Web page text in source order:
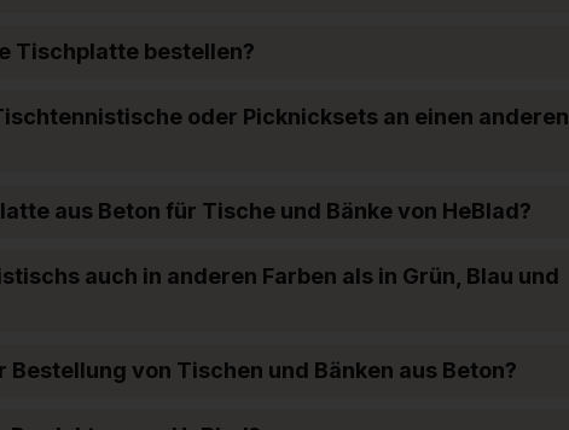
Tischplatte bestellen?
oder Picknicksets an einen anderen
aus Beton für Tische und Bänke von HeBlad?
auch in anderen Farben als in Grün, Blau und
von Tischen und Bänken aus Beton?